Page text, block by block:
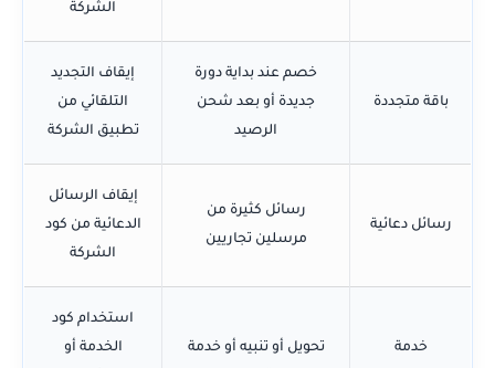
الشركة
باقة متجددة
خصم عند بداية دورة
جديدة أو بعد شحن
الرصيد
إيقاف التجديد
التلقائي من
تطبيق الشركة
رسائل دعائية
رسائل كثيرة من
مرسلين تجاريين
إيقاف الرسائل
الدعائية من كود
الشركة
خدمة
تحويل أو تنبيه أو خدمة
استخدام كود
الخدمة أو